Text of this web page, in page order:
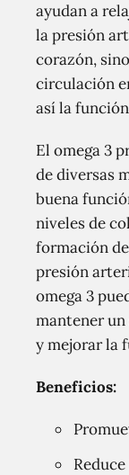
ayudan a
la presión
corazón,
circulación
así la
El omega 3
de diversas
buena
niveles de
formación
presión
omega 3
mantener
y mejorar la
Beneficios: